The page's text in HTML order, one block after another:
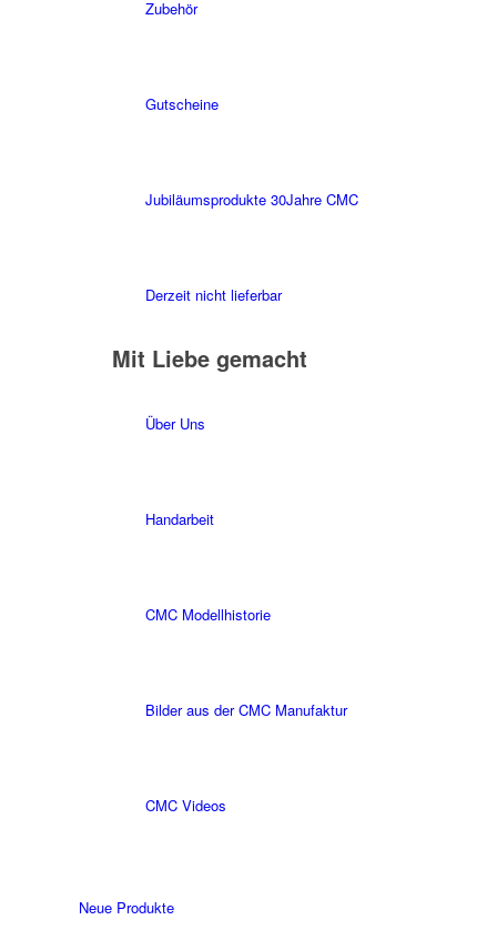
Zubehör
Gutscheine
Jubiläumsprodukte 30Jahre CMC
Derzeit nicht lieferbar
Mit Liebe gemacht
Über Uns
Handarbeit
CMC Modellhistorie
Bilder aus der CMC Manufaktur
CMC Videos
Neue Produkte